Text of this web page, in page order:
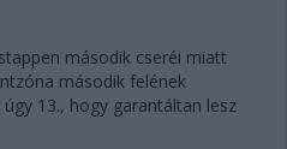
második cseréi miatt
második felének
13., hogy garantáltan lesz